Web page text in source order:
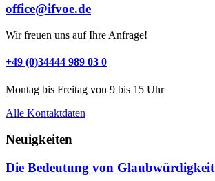
office@ifvoe.de
Wir freuen uns auf Ihre Anfrage!
+49 (0)34444 989 03 0
Montag bis Freitag von 9 bis 15 Uhr
Alle Kontaktdaten
Neuigkeiten
Die Bedeutung von Glaubwürdigkeit